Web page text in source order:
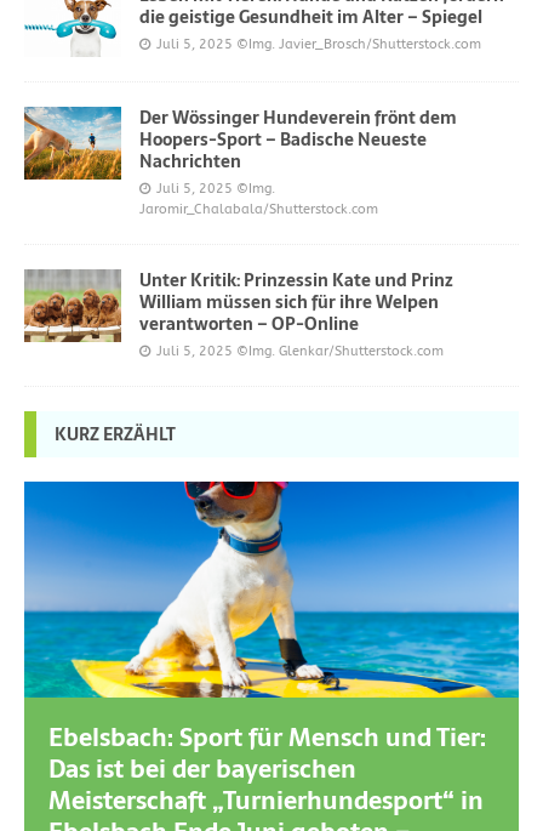
die geistige Gesundheit im Alter – Spiegel
Juli 5, 2025 ©Img. Javier_Brosch/Shutterstock.com
Der Wössinger Hundeverein frönt dem
Hoopers-Sport – Badische Neueste
Nachrichten
Juli 5, 2025 ©Img.
Jaromir_Chalabala/Shutterstock.com
Unter Kritik: Prinzessin Kate und Prinz
William müssen sich für ihre Welpen
verantworten – OP-Online
Juli 5, 2025 ©Img. Glenkar/Shutterstock.com
KURZ ERZÄHLT
Ebelsbach: Sport für Mensch und Tier:
Das ist bei der bayerischen
Meisterschaft „Turnierhundesport“ in